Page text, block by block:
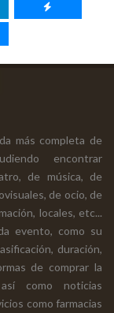
más completa de
encontrar
de música, de
de ocio, de
locales, etc...
evento, como su
duración,
de comprar la
como noticias
como farmacias